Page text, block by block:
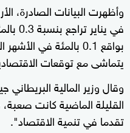
وأظهرت البيانات الصادرة،
في
بواقع 0.1 بالمئة في
يتماشى مع توقعات
وقال وزير المالية
القليلة الماضية كانت صعبة،
تقدما في تنمية الاقتصاد".